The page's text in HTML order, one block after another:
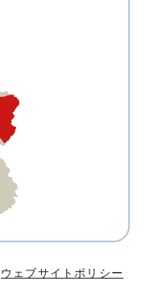
ウェブサイトポリシー